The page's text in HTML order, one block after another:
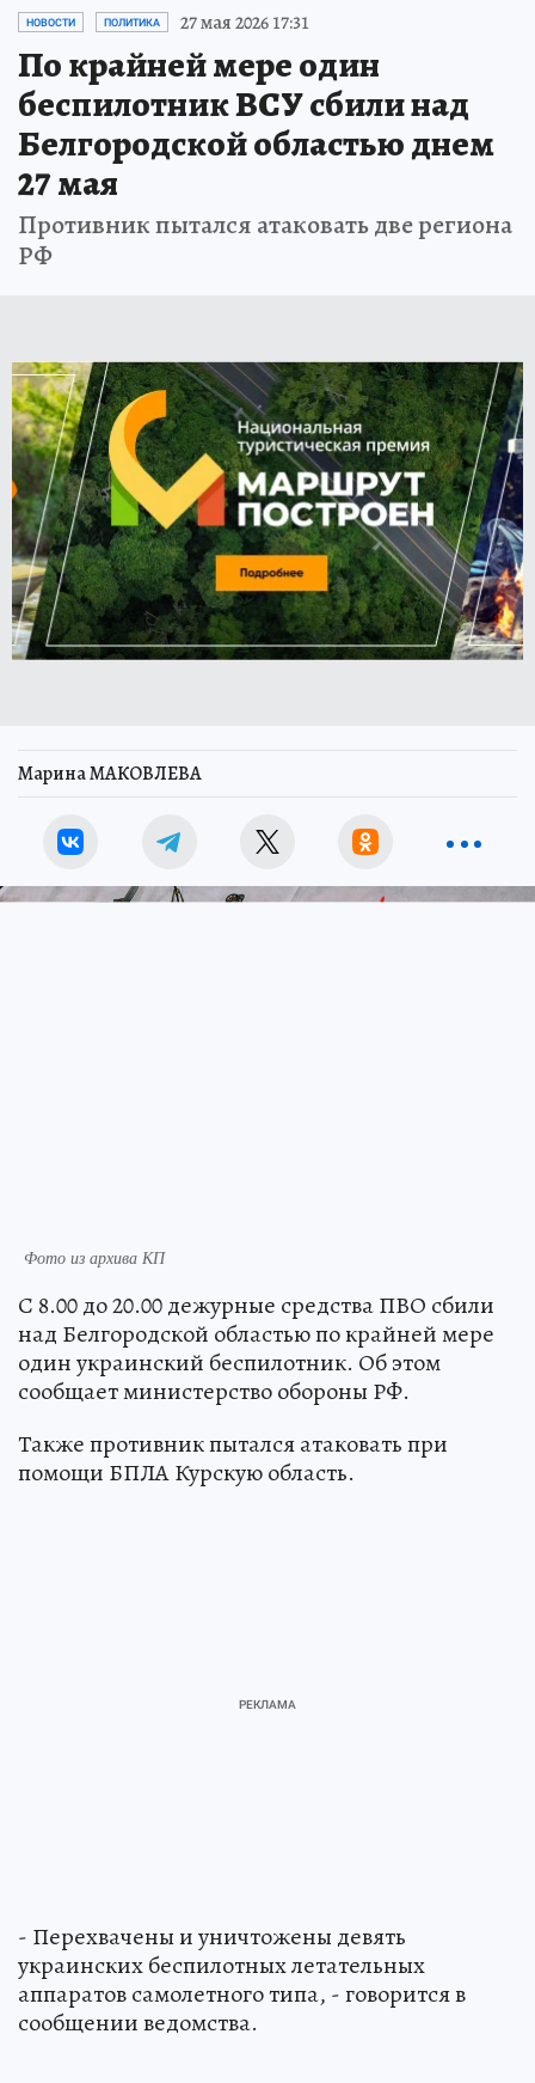
НОВОСТИ ПОЛИТИКА 27 мая 2026 17:31
По крайней мере один
беспилотник ВСУ сбили над
Белгородской областью днем
27 мая
Противник пытался атаковать две региона
РФ
Марина МАКОВЛЕВА
Фото из архива КП
С 8.00 до 20.00 дежурные средства ПВО сбили
над Белгородской областью по крайней мере
один украинский беспилотник. Об этом
сообщает министерство обороны РФ.
Также противник пытался атаковать при
помощи БПЛА Курскую область.
- Перехвачены и уничтожены девять
украинских беспилотных летательных
аппаратов самолетного типа, - говорится в
сообщении ведомства.